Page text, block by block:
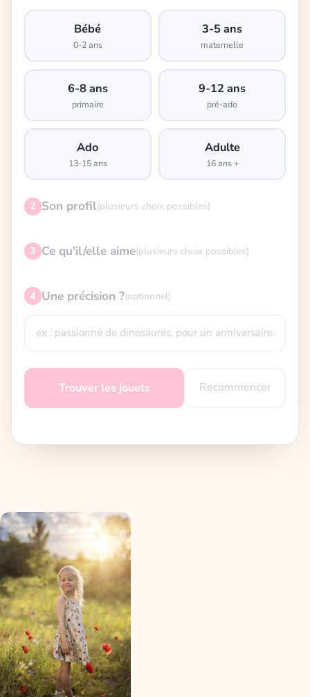
Bébé
0-2 ans
3-5 ans
maternelle
6-8 ans
primaire
9-12 ans
pré-ado
Ado
13-15 ans
Adulte
16 ans +
2 Son profil(plusieurs choix possibles)
3 Ce qu'il/elle aime(plusieurs choix possibles)
4 Une précision ?(optionnel)
Trouver les jouets Recommencer